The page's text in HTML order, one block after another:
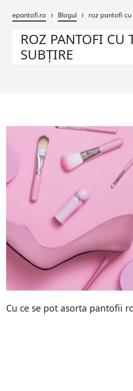
epantofi.ro › Blogul › roz pantofi
ROZ PANTOFI CU
SUBȚIRE
Cu ce se pot asorta pantofii